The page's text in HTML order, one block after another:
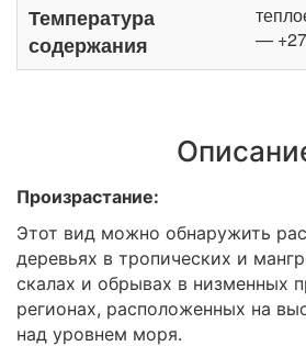
Температура
содержания
—
Произрастание:
Этот вид можно обнаружить
деревьях в тропических и
скалах и обрывах в низменных
регионах, расположенных на
над уровнем моря.